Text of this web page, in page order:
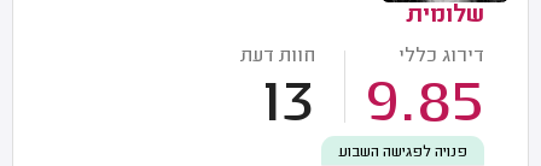
שלומית
דירוג כללי
9.85
חוות דעת
13
פנויה לפגישה השבוע